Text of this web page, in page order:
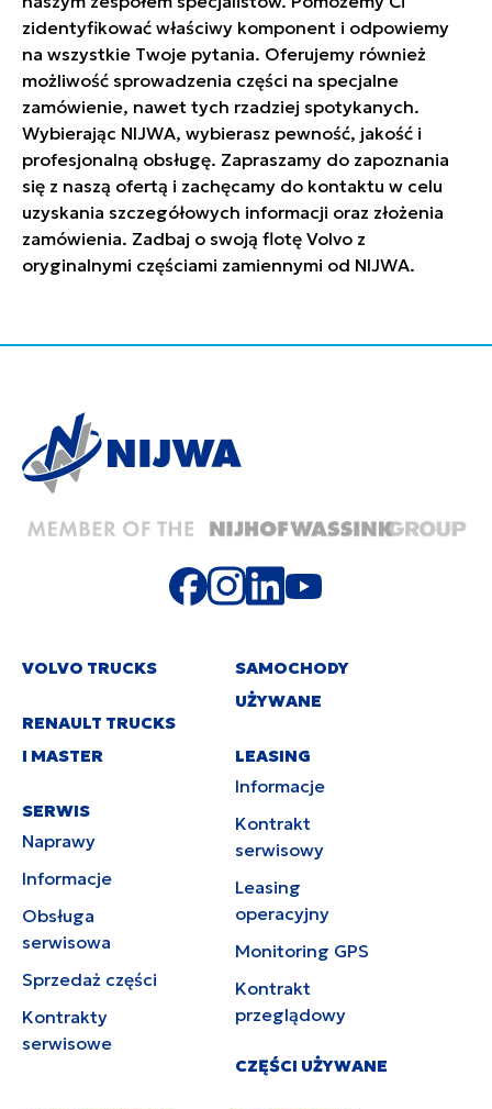
zidentyfikować właściwy komponent i odpowiemy
na wszystkie Twoje pytania. Oferujemy również
możliwość sprowadzenia części na specjalne
zamówienie, nawet tych rzadziej spotykanych.
Wybierając NIJWA, wybierasz pewność, jakość i
profesjonalną obsługę. Zapraszamy do zapoznania
się z naszą ofertą i zachęcamy do kontaktu w celu
uzyskania szczegółowych informacji oraz złożenia
zamówienia. Zadbaj o swoją flotę Volvo z
oryginalnymi częściami zamiennymi od NIJWA.
VOLVO TRUCKS
RENAULT TRUCKS
I MASTER
SERWIS
Naprawy
Informacje
Obsługa
serwisowa
Sprzedaż części
Kontrakty
serwisowe
SAMOCHODY
UŻYWANE
LEASING
Informacje
Kontrakt
serwisowy
Leasing
operacyjny
Monitoring GPS
Kontrakt
przeglądowy
CZĘŚCI UŻYWANE